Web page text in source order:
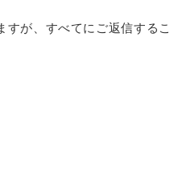
が、すべてにご返信するこ